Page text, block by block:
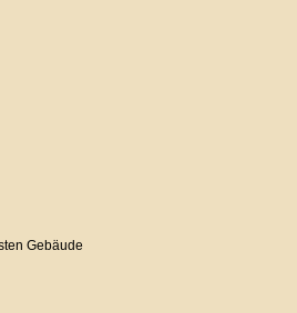
Gebäude